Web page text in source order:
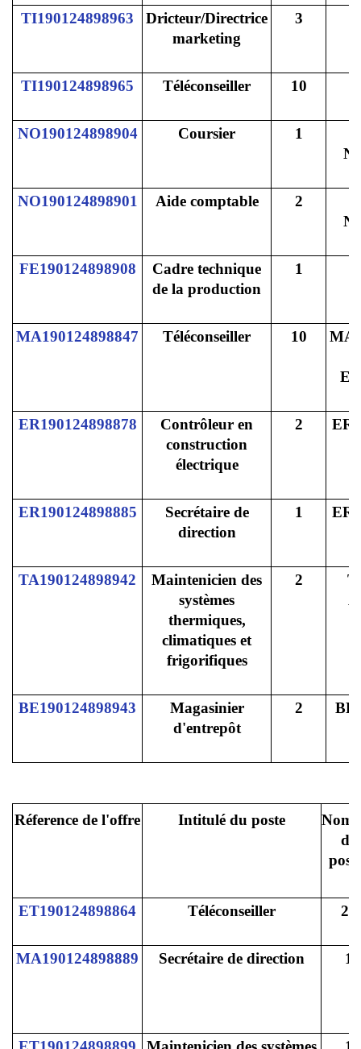
TI190124898963
Dricteur/Directrice
marketing
3
TI190124898965 Téléconseiller 10
NO190124898904 Coursier 1
NO190124898901 Aide comptable 2
FE190124898908
Cadre technique
de la production
1
MA190124898847 Téléconseiller 10
ER190124898878
Contrôleur en
construction
électrique
2
ER190124898885
Secrétaire de
direction
1
TA190124898942
Maintenicien des
systèmes
thermiques,
climatiques et
frigorifiques
2
BE190124898943
Magasinier
d'entrepôt
2
Réference de l'offre Intitulé du poste
de
ET190124898864 Téléconseiller 25
MA190124898889 Secrétaire de direction 1